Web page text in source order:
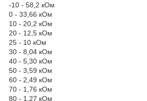
-10 - 58,2 кОм
0 - 33,66 кОм
10 - 20,2 кОм
20 - 12,5 кОм
25 - 10 кОм
30 - 8,04 кОм
40 - 5,30 кОм
50 - 3,59 кОм
60 - 2,49 кОм
70 - 1,76 кОм
80 - 1,27 кОм